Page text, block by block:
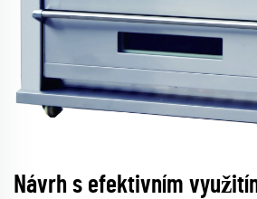
Návrh s efektivním